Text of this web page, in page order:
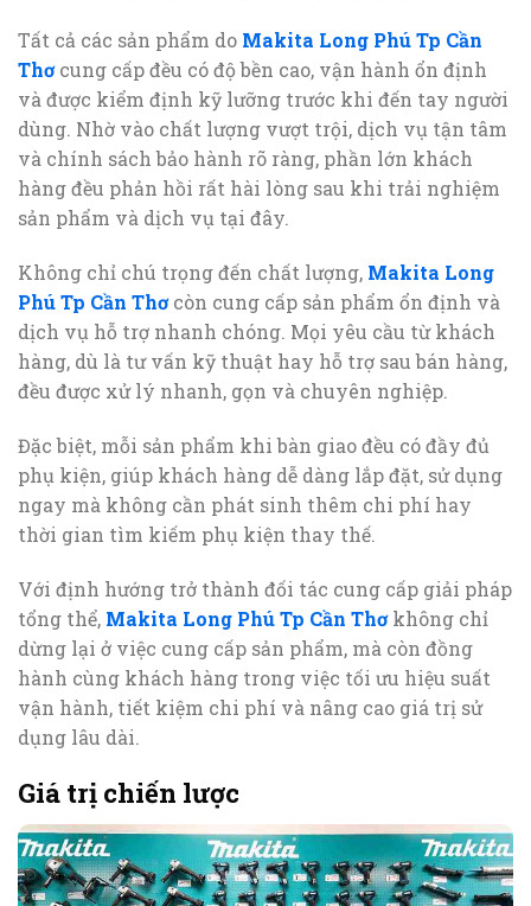
Tất cả các sản phẩm do Makita Long Phú Tp Cần
Thơcung cấp đều có độ bền cao, vận hành ổn định
và được kiểm định kỹ lưỡng trước khi đến tay người
dùng. Nhờ vào chất lượng vượt trội, dịch vụ tận tâm
và chính sách bảo hành rõ ràng, phần lớn khách
hàng đều phản hồi rất hài lòng sau khi trải nghiệm
sản phẩm và dịch vụ tại đây.
Không chỉ chú trọng đến chất lượng, Makita Long
Phú Tp Cần Thơcòn cung cấp sản phẩm ổn định và
dịch vụ hỗ trợ nhanh chóng. Mọi yêu cầu từ khách
hàng, dù là tư vấn kỹ thuật hay hỗ trợ sau bán hàng,
đều được xử lý nhanh, gọn và chuyên nghiệp.
Đặc biệt, mỗi sản phẩm khi bàn giao đều có đầy đủ
phụ kiện, giúp khách hàng dễ dàng lắp đặt, sử dụng
ngay mà không cần phát sinh thêm chi phí hay
thời gian tìm kiếm phụ kiện thay thế.
Với định hướng trở thành đối tác cung cấp giải pháp
tổng thể, Makita Long Phú Tp Cần Thơkhông chỉ
dừng lại ở việc cung cấp sản phẩm, mà còn đồng
hành cùng khách hàng trong việc tối ưu hiệu suất
vận hành, tiết kiệm chi phí và nâng cao giá trị sử
dụng lâu dài.
Giá trị chiến lược